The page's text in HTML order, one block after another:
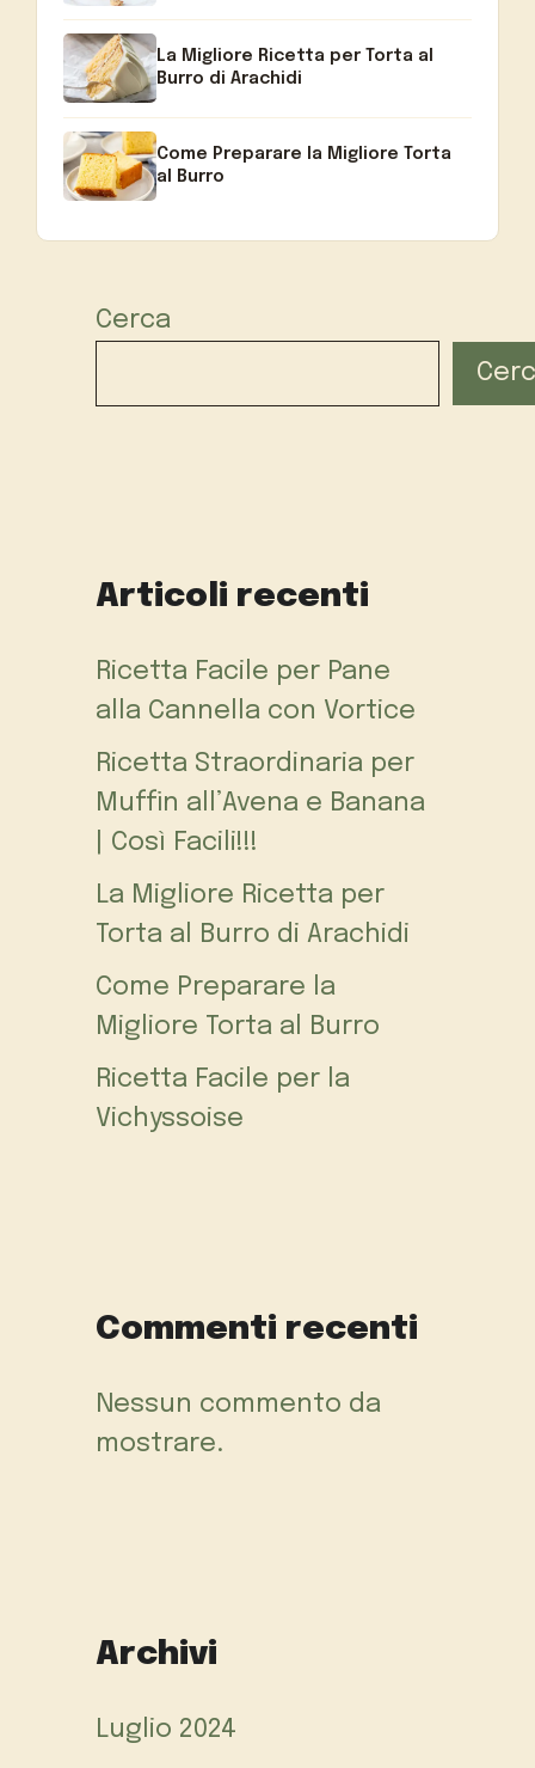
La Migliore Ricetta per Torta al
Burro di Arachidi
Come Preparare la Migliore Torta
al Burro
Cerca
Articoli recenti
Ricetta Facile per Pane
alla Cannella con Vortice
Ricetta Straordinaria per
Muffin all’Avena e Banana
| Così Facili!!!
La Migliore Ricetta per
Torta al Burro di Arachidi
Come Preparare la
Migliore Torta al Burro
Ricetta Facile per la
Vichyssoise
Commenti recenti
Nessun commento da
mostrare.
Archivi
Luglio 2024